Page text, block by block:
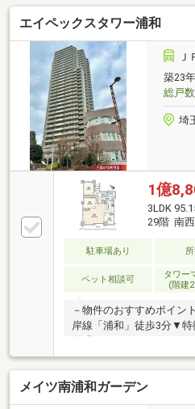
ト設置・LDK、各居室フ
備新規交換（キッチン、
具交換・ハウスクリーニ
ション～・さいたま市
490m）・さいたま市立
1190m）・いちふくス
エイペックスタワー浦和
築23
総戸数
埼
1億
3LDK
29階 南西
駐車場あり
ペット相談可
タワー
(階建
－物件のおすすめポイン
岸線「浦和」徒歩3分▼
面式キッチン、ディスポ
は2WAY、家事動線良好
育可能(細則有)▼2026年9
換】キッチン、UB、トイ
他】全室クロス張替、全
メイツ南浦和ガーデン